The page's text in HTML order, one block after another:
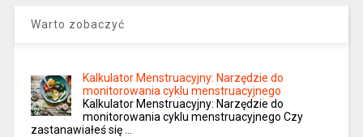
Warto zobaczyć
Kalkulator Menstruacyjny: Narzędzie do
monitorowania cyklu menstruacyjnego
Kalkulator Menstruacyjny: Narzędzie do
monitorowania cyklu menstruacyjnego Czy
zastanawiałeś się …